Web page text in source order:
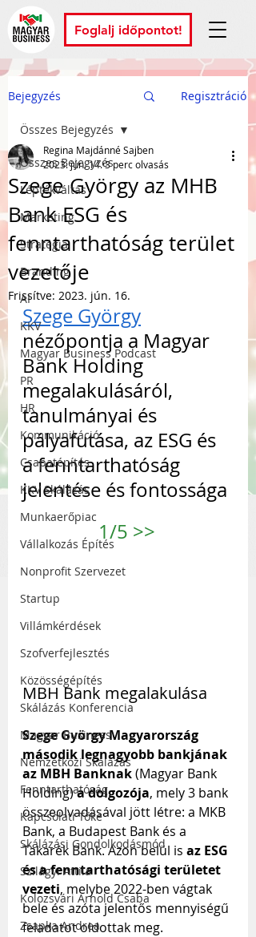
Foglalj időpontot!
Bejegyzés Regisztráció
Összes Bejegyzés
Léptékváltás
Marketing
Stratégia
Branding
AI
KKV
Magyar Business Podcast
PR
HR
Kommunikáció
Csapatépítés
KKV Skálázás
Munkaerőpiac
Vállalkozás Építés
Nonprofit Szervezet
Startup
Villámkérdések
Szofverfejlesztés
Közösségépítés
Skálázás Konferencia
Magyar Business
Nemzetközi Skálázás
Fenntarthatóság
Kapcsolati Tőke
Skálázási Gondolkodásmód
Szilágyi Attila
Kolozsvári Arnold Csaba
Zsapka Andrea
Összes Bejegyzés
Szege György az MHB
Bank ESG és
fenntarthatóság terület
vezetője
Regina Majdánné Sajben
2023. jún. 14.3 perc olvasás
Frissítve: 2023. jún. 16.
Szege György
nézőpontja a Magyar
Bank Holding
megalakulásáról,
tanulmányai és
pályafutása, az ESG és
a fenntarthatóság
jelentése és fontossága
1/5 >>
MBH Bank megalakulása
Szege György Magyarország
második legnagyobb bankjának
az MBH Banknak (Magyar Bank
Holding) a dolgozója, mely 3 bank
összeolvadásával jött létre: a MKB
Bank, a Budapest Bank és a
Takarék Bank. Azon belül is az ESG
és a fenntarthatósági területet
vezeti, melybe 2022-ben vágtak
bele és azóta jelentős mennyiségű
feladatot oldottak meg.